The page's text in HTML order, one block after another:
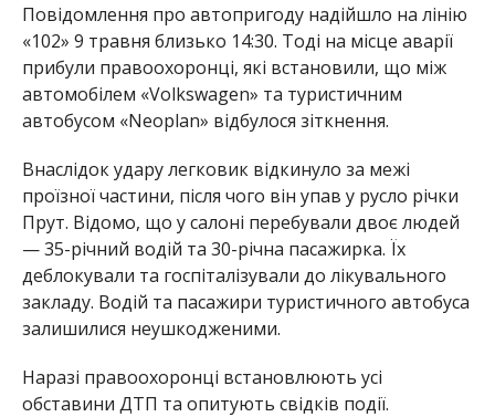
Повідомлення про автопригоду надійшло на лінію
«102» 9 травня близько 14:30. Тоді на місце аварії
прибули правоохоронці, які встановили, що між
автомобілем «Volkswagen» та туристичним
автобусом «Neoplan» відбулося зіткнення.
Внаслідок удару легковик відкинуло за межі
проїзної частини, після чого він упав у русло річки
Прут. Відомо, що у салоні перебували двоє людей
— 35-річний водій та 30-річна пасажирка. Їх
деблокували та госпіталізували до лікувального
закладу. Водій та пасажири туристичного автобуса
залишилися неушкодженими.
Наразі правоохоронці встановлюють усі
обставини ДТП та опитують свідків події.